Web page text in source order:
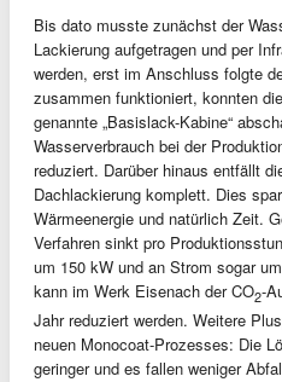
Bis dato musste zunächst der
Lackierung aufgetragen und per
werden, erst im Anschluss folgte
zusammen funktioniert, konnten
genannte „Basislack-Kabine“
Wasserverbrauch bei der
reduziert. Darüber hinaus entfällt
Dachlackierung komplett. Dies
Wärmeenergie und natürlich Zeit.
Verfahren sinkt pro
um 150 kW und an Strom sogar
kann im Werk Eisenach der CO2-
Jahr reduziert werden. Weitere
neuen Monocoat-Prozesses: Die
geringer und es fallen weniger